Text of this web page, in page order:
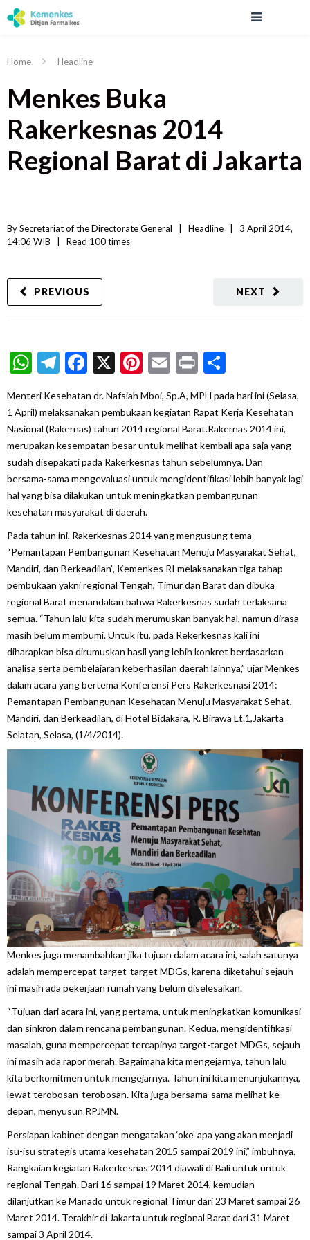
Home Headline
Menkes Buka
Rakerkesnas 2014
Regional Barat di Jakarta
By Secretariat of the Directorate General Headline
3 April 2014,
14:06 WIB
Read 100 times
NEXT
PREVIOUS
WhatsApp
Telegram
Facebook
X Pinterest
Email
Print
Menteri Kesehatan dr. Nafsiah Mboi, Sp.A, MPH pada hari ini (Selasa,
1 April) melaksanakan pembukaan kegiatan Rapat Kerja Kesehatan
Nasional (Rakernas) tahun 2014 regional Barat.Rakernas 2014 ini,
merupakan kesempatan besar untuk melihat kembali apa saja yang
sudah disepakati pada Rakerkesnas tahun sebelumnya. Dan
bersama-sama mengevaluasi untuk mengidentifikasi lebih banyak lagi
hal yang bisa dilakukan untuk meningkatkan pembangunan
kesehatan masyarakat di daerah.
Pada tahun ini, Rakerkesnas 2014 yang mengusung tema
“Pemantapan Pembangunan Kesehatan Menuju Masyarakat Sehat,
Mandiri, dan Berkeadilan”, Kemenkes RI melaksanakan tiga tahap
pembukaan yakni regional Tengah, Timur dan Barat dan dibuka
regional Barat menandakan bahwa Rakerkesnas sudah terlaksana
semua. “Tahun lalu kita sudah merumuskan banyak hal, namun dirasa
masih belum membumi. Untuk itu, pada Rekerkesnas kali ini
diharapkan bisa dirumuskan hasil yang lebih konkret berdasarkan
analisa serta pembelajaran keberhasilan daerah lainnya,” ujar Menkes
dalam acara yang bertema Konferensi Pers Rakerkesnasi 2014:
Pemantapan Pembangunan Kesehatan Menuju Masyarakat Sehat,
Mandiri, dan Berkeadilan, di Hotel Bidakara, R. Birawa Lt.1,Jakarta
Selatan, Selasa, (1/4/2014).
Menkes juga menambahkan jika tujuan dalam acara ini, salah satunya
adalah mempercepat target-target MDGs, karena diketahui sejauh
ini masih ada pekerjaan rumah yang belum diselesaikan.
“Tujuan dari acara ini, yang pertama, untuk meningkatkan komunikasi
dan sinkron dalam rencana pembangunan. Kedua, mengidentifikasi
masalah, guna mempercepat tercapinya target-target MDGs, sejauh
ini masih ada rapor merah. Bagaimana kita mengejarnya, tahun lalu
kita berkomitmen untuk mengejarnya. Tahun ini kita menunjukannya,
lewat terobosan-terobosan. Kita juga bersama-sama melihat ke
depan, menyusun RPJMN.
Persiapan kabinet dengan mengatakan ‘oke’ apa yang akan menjadi
isu-isu strategis utama kesehatan 2015 sampai 2019 ini,” imbuhnya.
Rangkaian kegiatan Rakerkesnas 2014 diawali di Bali untuk untuk
regional Tengah. Dari 16 sampai 19 Maret 2014, kemudian
dilanjutkan ke Manado untuk regional Timur dari 23 Maret sampai 26
Maret 2014. Terakhir di Jakarta untuk regional Barat dari 31 Maret
sampai 3 April 2014.